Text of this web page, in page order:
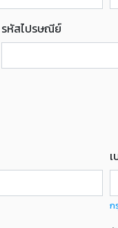
รหัสไปรษณีย์
ก